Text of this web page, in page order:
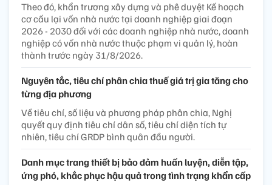
Theo đó, khẩn trương xây dựng và phê duyệt Kế hoạch
cơ cấu lại vốn nhà nước tại doanh nghiệp giai đoạn
2026 - 2030 đối với các doanh nghiệp nhà nước, doanh
nghiệp có vốn nhà nước thuộc phạm vi quản lý, hoàn
thành trước ngày 31/8/2026.
Nguyên tắc, tiêu chí phân chia thuế giá trị gia tăng cho
từng địa phương
Về tiêu chí, số liệu và phương pháp phân chia, Nghị
quyết quy định tiêu chí dân số, tiêu chí diện tích tự
nhiên, tiêu chí GRDP bình quân đầu người.
Danh mục trang thiết bị bảo đảm huấn luyện, diễn tập,
ứng phó, khắc phục hậu quả trong tình trạng khẩn cấp